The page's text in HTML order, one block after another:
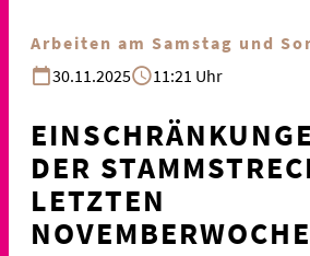
Arbeiten am Samstag und
30.11.2025
11:21 Uhr
DER
LETZTEN